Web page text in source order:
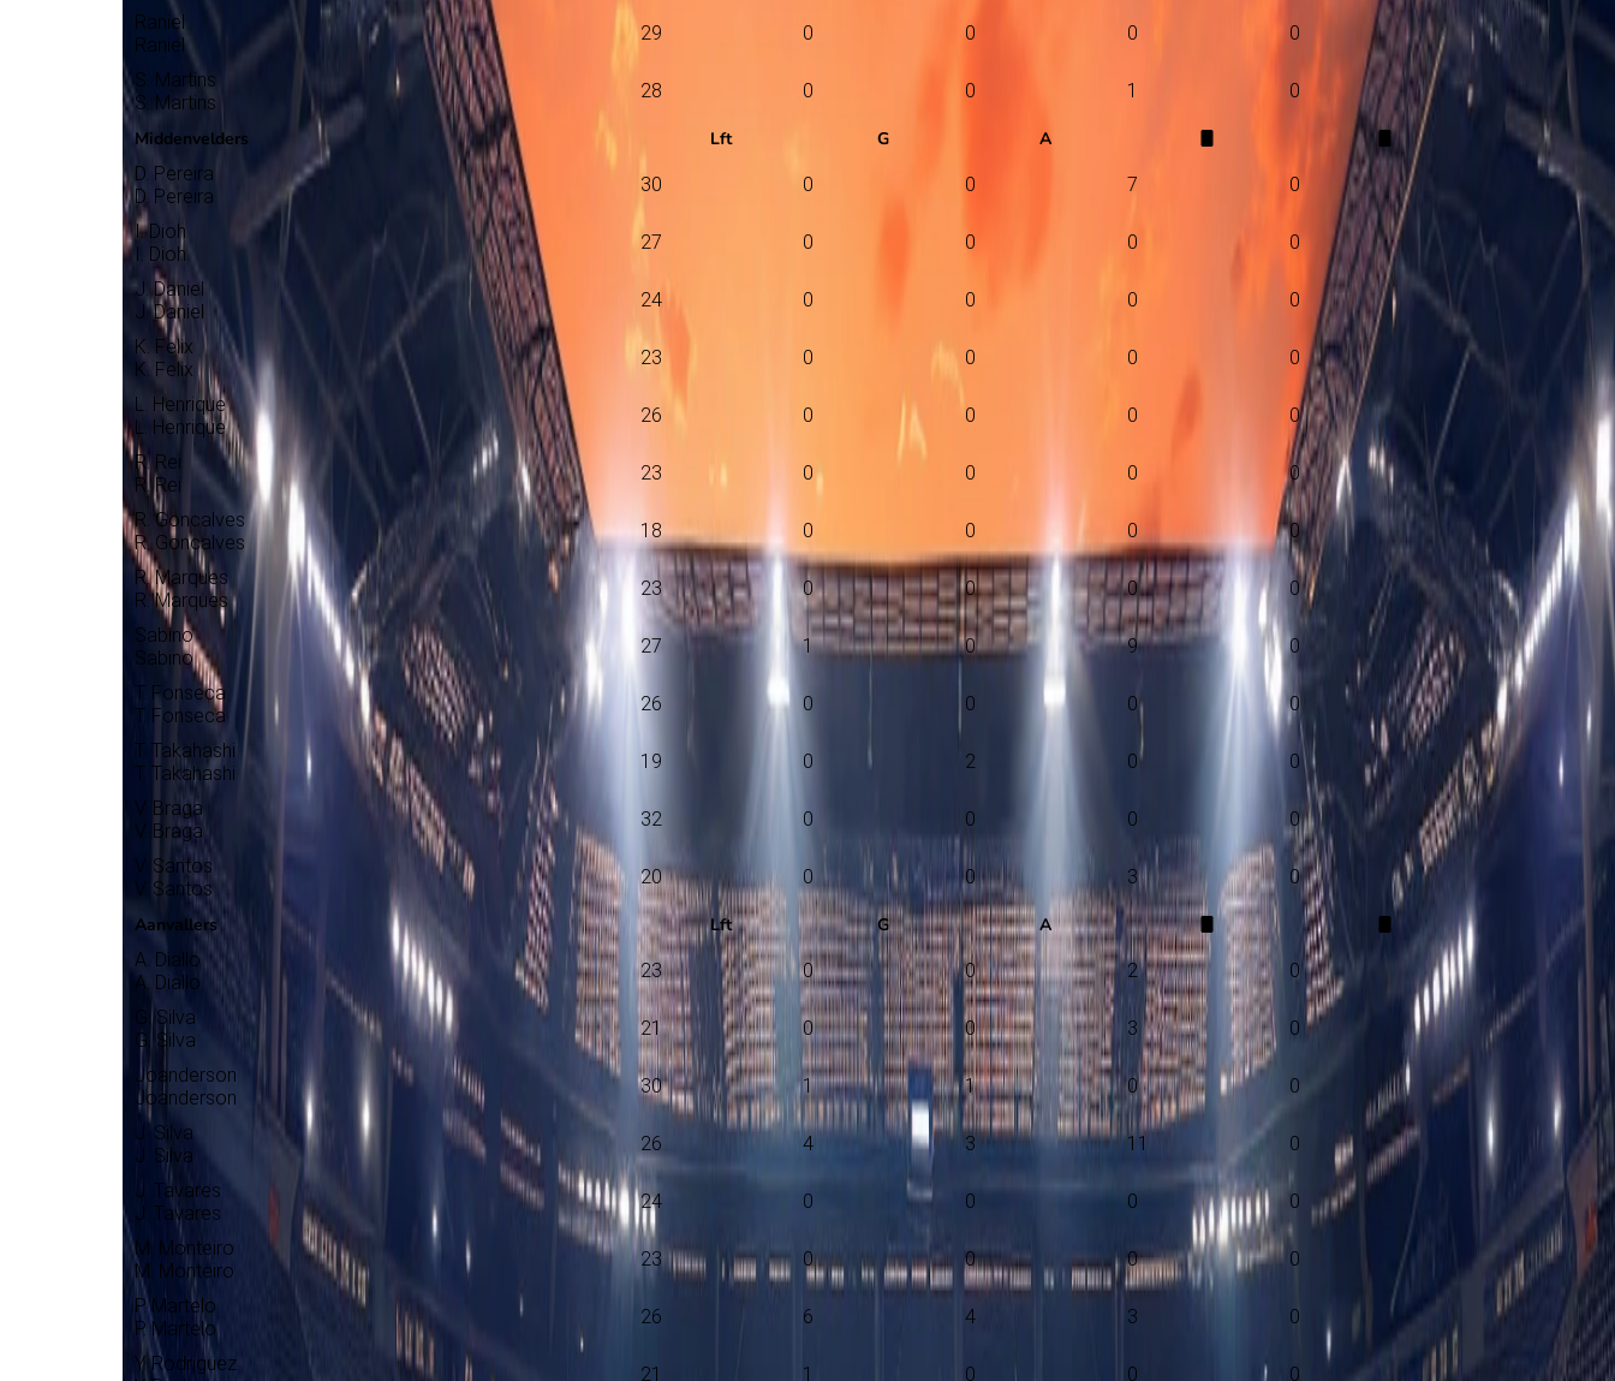
Raniel
Raniel
29 0 0 0 0
S. Martins
S. Martins
28 0 0 1 0
Middenvelders Lft G
A
D. Pereira
D. Pereira
30 0 0 7 0
I. Dioh
I. Dioh
27 0 0 0 0
J. Daniel
J. Daniel
24 0 0 0 0
K. Felix
K. Felix
23 0 0 0 0
L. Henrique
L. Henrique
26 0 0 0 0
R. Rei
R. Rei
23 0 0 0 0
R. Goncalves
R. Goncalves
18 0 0 0 0
R. Marques
R. Marques
23 0 0 0 0
Sabino
Sabino
27 1 0 9 0
T. Fonseca
T. Fonseca
26 0 0 0 0
T. Takahashi
T. Takahashi
19 0 2 0 0
V. Braga
V. Braga
32 0 0 0 0
V. Santos
V. Santos
20 0 0 3 0
Aanvallers Lft G
A
A. Diallo
A. Diallo
23 0 0 2 0
G. Silva
G. Silva
21 0 0 3 0
Joanderson
Joanderson
30 1 1 0 0
J. Silva
J. Silva
26 4 3 11 0
J. Tavares
J. Tavares
24 0 0 0 0
M. Monteiro
M. Monteiro
23 0 0 0 0
P. Martelo
P. Martelo
26 6 4 3 0
Y. Rodriguez
21 1 0 0 0